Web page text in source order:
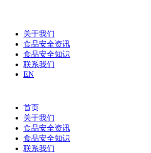
关于我们
食品安全资讯
食品安全知识
联系我们
EN
首页
关于我们
食品安全资讯
食品安全知识
联系我们